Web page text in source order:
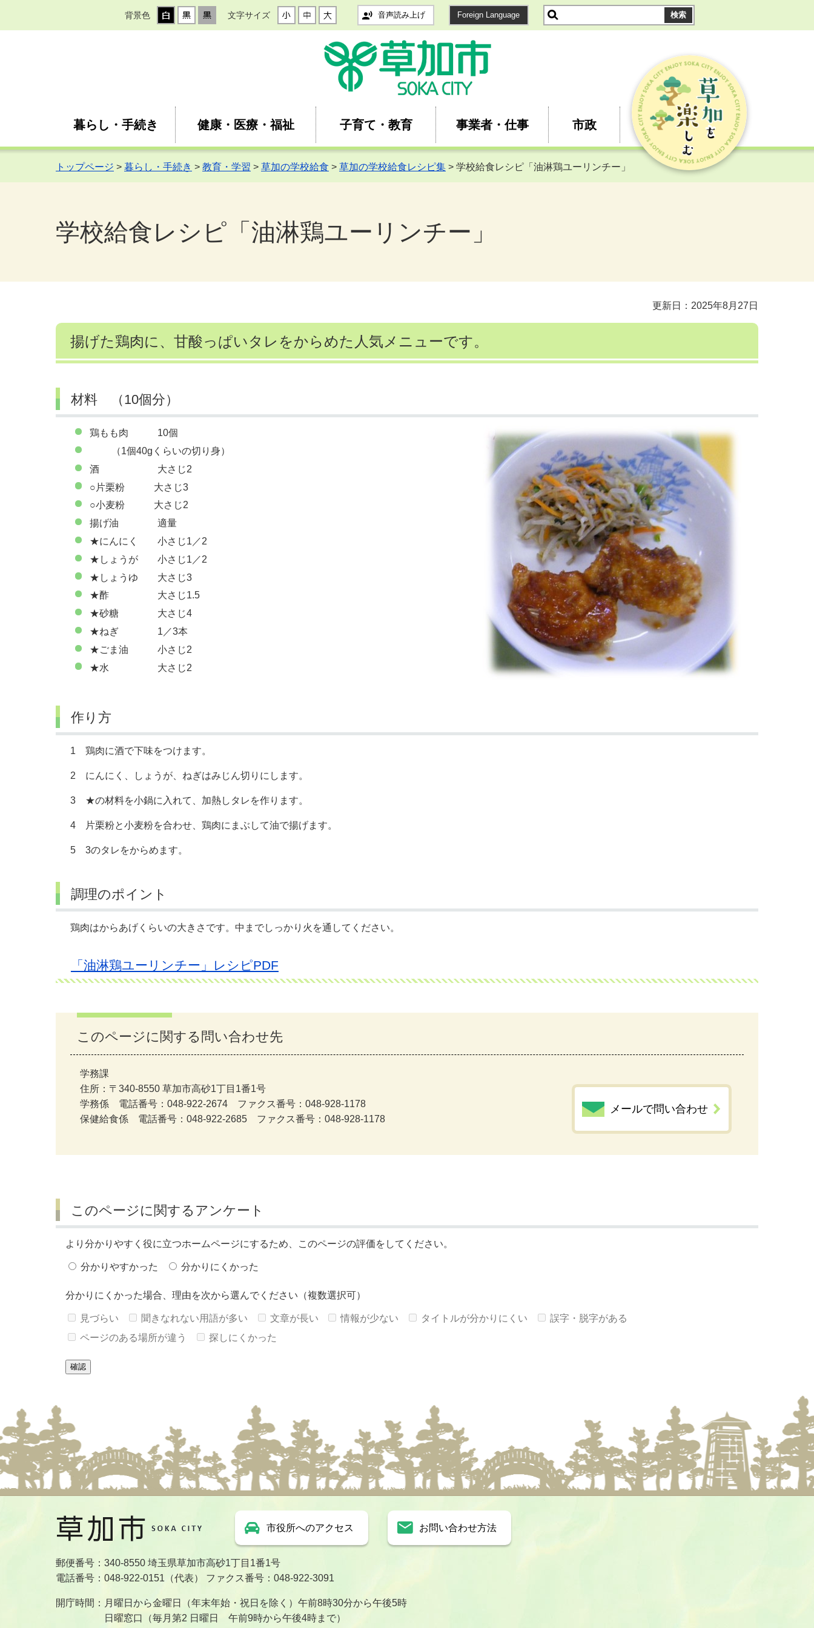
背景色 文字サイズ 音声読み上げ Foreign Language
暮らし・手続き 健康・医療・福祉 子育て・教育 事業者・仕事 市政
トップページ > 暮らし・手続き > 教育・学習 > 草加の学校給食 > 草加の学校給食レシピ集 > 学校給食レシピ「油淋鶏ユーリンチー」
学校給食レシピ「油淋鶏ユーリンチー」
更新日：2025年8月27日
揚げた鶏肉に、甘酸っぱいタレをからめた人気メニューです。
材料 （10個分）
鶏もも肉 10個
（1個40gくらいの切り身）
酒 大さじ2
○片栗粉 大さじ3
○小麦粉 大さじ2
揚げ油 適量
★にんにく 小さじ1／2
★しょうが 小さじ1／2
★しょうゆ 大さじ3
★酢 大さじ1.5
★砂糖 大さじ4
★ねぎ 1／3本
★ごま油 小さじ2
★水 大さじ2
作り方
1 鶏肉に酒で下味をつけます。
2 にんにく、しょうが、ねぎはみじん切りにします。
3 ★の材料を小鍋に入れて、加熱しタレを作ります。
4 片栗粉と小麦粉を合わせ、鶏肉にまぶして油で揚げます。
5 3のタレをからめます。
調理のポイント
鶏肉はからあげくらいの大きさです。中までしっかり火を通してください。
「油淋鶏ユーリンチー」レシピPDF
このページに関する問い合わせ先
学務課
住所：〒340-8550 草加市高砂1丁目1番1号
学務係 電話番号：048-922-2674 ファクス番号：048-928-1178
保健給食係 電話番号：048-922-2685 ファクス番号：048-928-1178
メールで問い合わせ
このページに関するアンケート
より分かりやすく役に立つホームページにするため、このページの評価をしてください。
分かりやすかった 分かりにくかった
分かりにくかった場合、理由を次から選んでください（複数選択可）
見づらい 聞きなれない用語が多い 文章が長い 情報が少ない タイトルが分かりにくい
誤字・脱字がある
ページのある場所が違う
探しにくかった
郵便番号：340-8550 埼玉県草加市高砂1丁目1番1号
電話番号：048-922-0151（代表） ファクス番号：048-922-3091
開庁時間：月曜日から金曜日（年末年始・祝日を除く）午前8時30分から午後5時
日曜窓口（毎月第2 日曜日 午前9時から午後4時まで）
市役所へのアクセス お問い合わせ方法